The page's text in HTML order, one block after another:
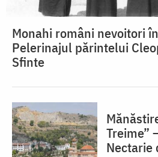
Monahi români nevoitori
Pelerinajul părintelui
Sfinte
Treime”
Nectarie